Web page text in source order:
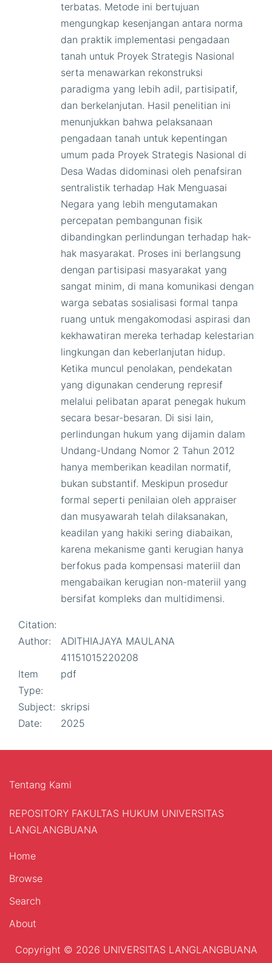
terbatas. Metode ini bertujuan
mengungkap kesenjangan antara norma
dan praktik implementasi pengadaan
tanah untuk Proyek Strategis Nasional
serta menawarkan rekonstruksi
paradigma yang lebih adil, partisipatif,
dan berkelanjutan. Hasil penelitian ini
menunjukkan bahwa pelaksanaan
pengadaan tanah untuk kepentingan
umum pada Proyek Strategis Nasional di
Desa Wadas didominasi oleh penafsiran
sentralistik terhadap Hak Menguasai
Negara yang lebih mengutamakan
percepatan pembangunan fisik
dibandingkan perlindungan terhadap hak-
hak masyarakat. Proses ini berlangsung
dengan partisipasi masyarakat yang
sangat minim, di mana komunikasi dengan
warga sebatas sosialisasi formal tanpa
ruang untuk mengakomodasi aspirasi dan
kekhawatiran mereka terhadap kelestarian
lingkungan dan keberlanjutan hidup.
Ketika muncul penolakan, pendekatan
yang digunakan cenderung represif
melalui pelibatan aparat penegak hukum
secara besar-besaran. Di sisi lain,
perlindungan hukum yang dijamin dalam
Undang-Undang Nomor 2 Tahun 2012
hanya memberikan keadilan normatif,
bukan substantif. Meskipun prosedur
formal seperti penilaian oleh appraiser
dan musyawarah telah dilaksanakan,
keadilan yang hakiki sering diabaikan,
karena mekanisme ganti kerugian hanya
berfokus pada kompensasi materiil dan
mengabaikan kerugian non-materiil yang
bersifat kompleks dan multidimensi.
Citation:
Author:
ADITHIAJAYA MAULANA
41151015220208
Item
Type:
pdf
Subject: skripsi
Date:
2025
Tentang Kami
REPOSITORY FAKULTAS HUKUM UNIVERSITAS
LANGLANGBUANA
Home
Browse
Search
About
Copyright © 2026 UNIVERSITAS LANGLANGBUANA